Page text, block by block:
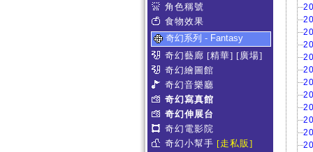
角色稱號
食物效果
奇幻系列 - Fantasy
奇幻藝廊 [精華] [廣場]
奇幻繪圖館
奇幻音樂廳
奇幻寫真館
奇幻伸展台
奇幻電影院
奇幻小幫手 [走私販]